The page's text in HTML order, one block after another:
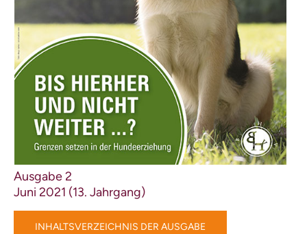
Ausgabe 2
Juni 2021 (13. Jahrgang)
INHALTSVERZEICHNIS DER AUSGABE